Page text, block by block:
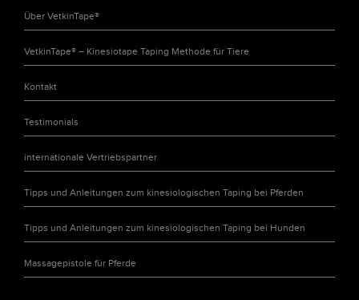
Über VetkinTape®
VetkinTape® – Kinesiotape Taping Methode für Tiere
Kontakt
Testimonials
internationale Vertriebspartner
Tipps und Anleitungen zum kinesiologischen Taping bei Pferden
Tipps und Anleitungen zum kinesiologischen Taping bei Hunden
Massagepistole für Pferde